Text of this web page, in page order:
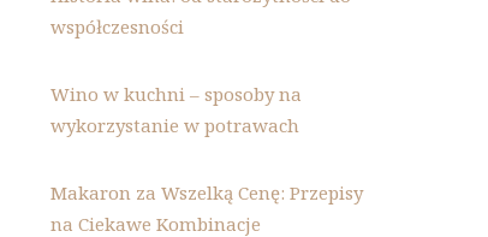
współczesności
Wino w kuchni – sposoby na
wykorzystanie w potrawach
Makaron za Wszelką Cenę: Przepisy
na Ciekawe Kombinacje